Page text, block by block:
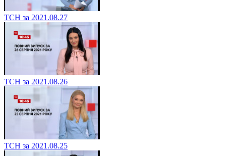
ТСН за 2021.08.27
ТСН за 2021.08.26
ТСН за 2021.08.25